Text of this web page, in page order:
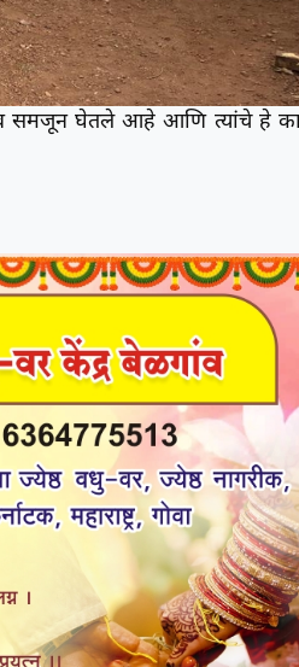
समजून घेतले आहे आणि त्यांचे हे